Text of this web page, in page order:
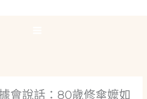
會說話：80歲修傘嬤如